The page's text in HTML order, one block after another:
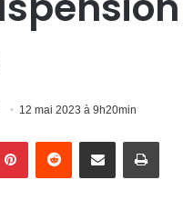
courriel
12 mai 2023 à 9h20min
PinterestReddit Partager par email